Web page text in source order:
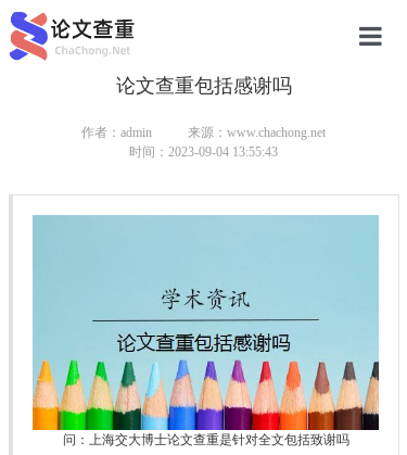
博士论文
论文查重包括感谢吗
作者：admin
来源：www.chachong.net
时间：2023-09-04 13:55:43
问：上海交大博士论文查重是针对全文包括致谢吗